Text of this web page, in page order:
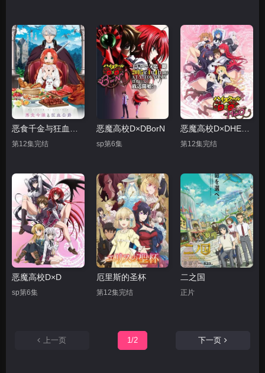
第12集完结
恶魔高校D×DBorN
sp第6集 第12集完结
恶魔高校D×D
sp第6集
厄里斯的圣杯
第12集完结
二之国
正片
上一页 1/2 下一页